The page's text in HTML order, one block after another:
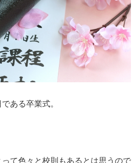
ある卒業式。
て色々と校則もあるとは思うので